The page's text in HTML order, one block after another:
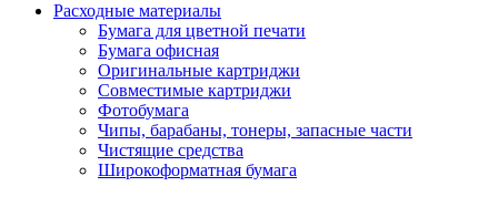
Расходные материалы
Бумага для цветной печати
Бумага офисная
Оригинальные картриджи
Совместимые картриджи
Фотобумага
Чипы, барабаны, тонеры, запасные части
Чистящие средства
Широкоформатная бумага